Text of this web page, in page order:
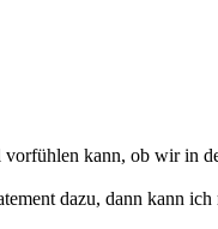
kann, ob wir in
dazu, dann kann